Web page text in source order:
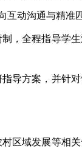
动沟通与精准
，全程指导学
导方案，并针
区域发展等相